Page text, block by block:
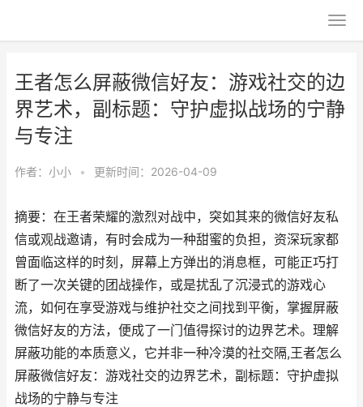
王者怎么屏蔽微信好友：游戏社交的边
界艺术，副标题：守护虚拟战场的宁静
与专注
作者： 小小 • 更新时间：2026-04-09
摘要：在王者荣耀的激烈对战中，突如其来的微信好友私
信或观战邀请，有时会成为一种甜蜜的负担，资深玩家都
曾面临这样的时刻，屏幕上方弹出的消息框，可能正巧打
断了一次关键的团战操作，或是扰乱了沉浸式的游戏心
流，如何在享受游戏与维护社交之间找到平衡，掌握屏蔽
微信好友的方法，便成了一门值得探讨的边界艺术。理解
屏蔽功能的本质意义，它并非一种冷漠的社交隔,王者怎么
屏蔽微信好友：游戏社交的边界艺术，副标题：守护虚拟
战场的宁静与专注